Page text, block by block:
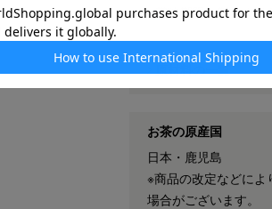
※賞味期限：製造より
原材料の一覧
お茶の原産国
日本・鹿児島
※商品の改定などによ
場合がございます。